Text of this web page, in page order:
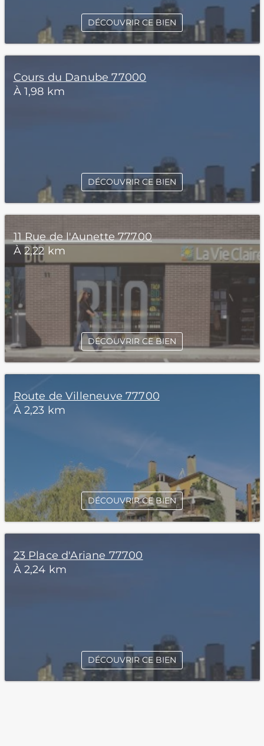
DÉCOUVRIR CE BIEN
Cours du Danube 77000
À 1,98 km
DÉCOUVRIR CE BIEN
11 Rue de l'Aunette 77700
À 2,22 km
DÉCOUVRIR CE BIEN
Route de Villeneuve 77700
À 2,23 km
DÉCOUVRIR CE BIEN
23 Place d'Ariane 77700
À 2,24 km
DÉCOUVRIR CE BIEN